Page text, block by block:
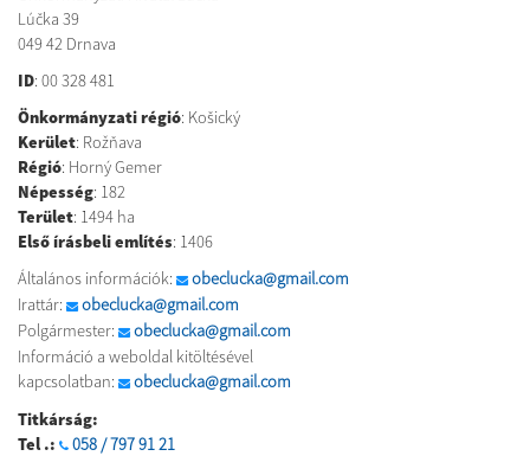
Lúčka 39
049 42 Drnava
ID: 00 328 481
Önkormányzati régió: Košický
Kerület: Rožňava
Régió: Horný Gemer
Népesség: 182
Terület: 1494 ha
Első írásbeli említés: 1406
Általános információk:
obeclucka@gmail.com
Irattár:
obeclucka@gmail.com
Polgármester:
obeclucka@gmail.com
Információ a weboldal kitöltésével
kapcsolatban:
obeclucka@gmail.com
Titkárság:
Tel .:
058 / 797 91 21